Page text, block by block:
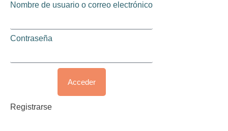
Nombre de usuario o correo electrónico
Contraseña
Acceder
Registrarse